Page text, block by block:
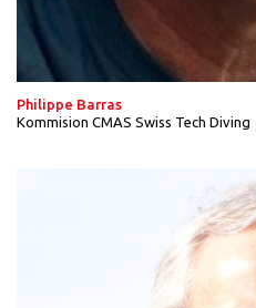
Philippe Barras
Kommision CMAS Swiss Tech Diving